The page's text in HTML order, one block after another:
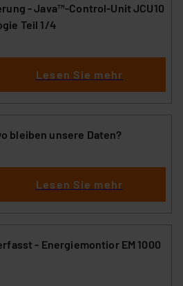
- Java™-Control-Unit JCU10
Teil 1/4
Lesen Sie mehr
bleiben unsere Daten?
Lesen Sie mehr
- Energiemontior EM 1000